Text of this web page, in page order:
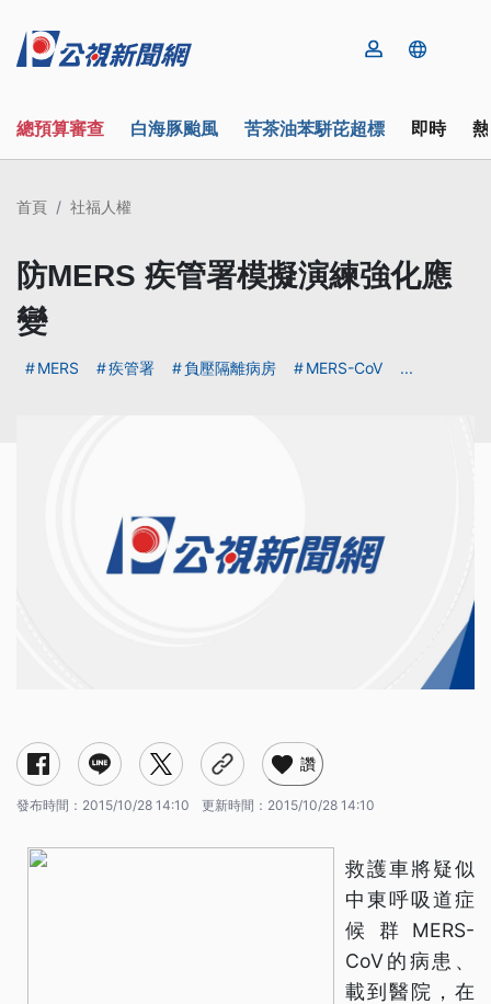
總預算審查 白海豚颱風 苦茶油苯駢芘超標 即時
首頁 社福人權
防MERS 疾管署模擬演練強化應
變
MERS 疾管署 負壓隔離病房 MERS-CoV ...
讚
發布時間： 2015/10/28 14:10 更新時間： 2015/10/28 14:10
救護車將疑似
中東呼吸道症
候群MERS-
CoV的病患、
載到醫院，在